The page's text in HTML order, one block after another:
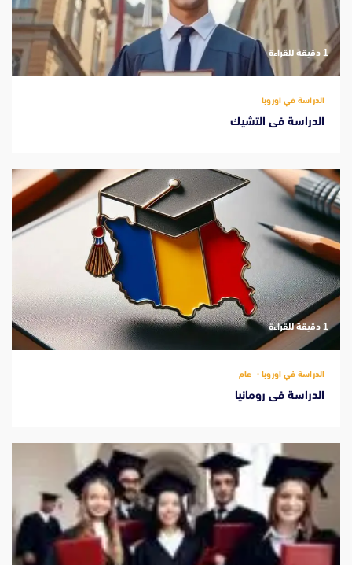
‫1 دقيقة للقراءة
الدراسة في اوروبا
الدراسة فى التشيك
‫1 دقيقة للقراءة
الدراسة في اوروبا عام
الدراسة فى رومانيا